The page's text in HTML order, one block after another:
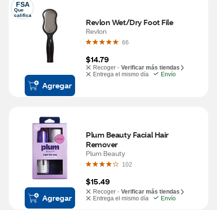
FSA
Que
califica
Agregar
Revlon Wet/Dry Foot File
Revlon
66
$14.79
Recoger - Verificar más tiendas
Entrega el mismo día
Envío
Agregar
Plum Beauty Facial Hair
Remover
Plum Beauty
102
$15.49
Recoger - Verificar más tiendas
Entrega el mismo día
Envío